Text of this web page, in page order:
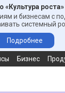
«Культура роста»
и бизнесам с
системный
Подробнее
Бизнес